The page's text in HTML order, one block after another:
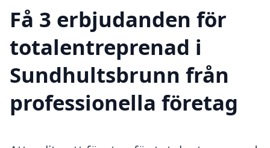
Få 3 erbjudanden för
totalentreprenad i
Sundhultsbrunn från
professionella företag